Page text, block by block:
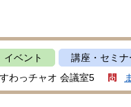
イベント
講座・セミナ
わっチャオ 会議室5